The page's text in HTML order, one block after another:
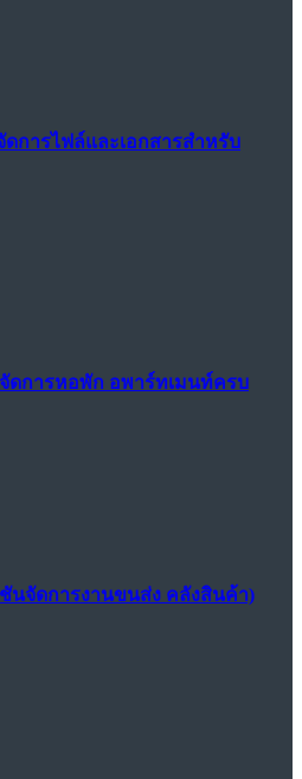
ดการไฟล์และเอกสารสำหรับ
ดการหอพัก อพาร์ทเมนท์ครบ
นจัดการงานขนส่ง คลังสินค้า)